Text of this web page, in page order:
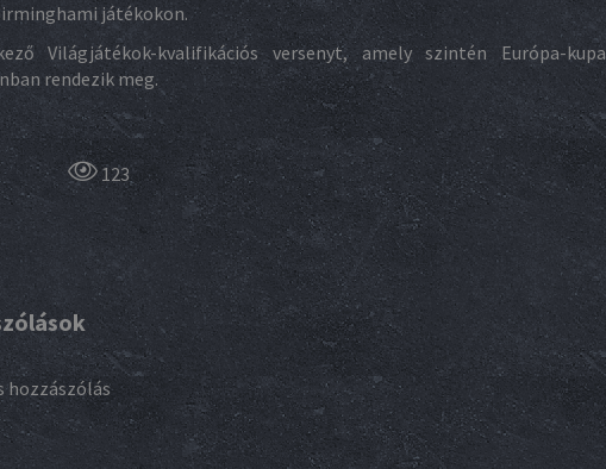
játékokon.
Világjátékok-kvalifikációs versenyt, amely szintén Európa-
rendezik meg.
123
hozzászólás